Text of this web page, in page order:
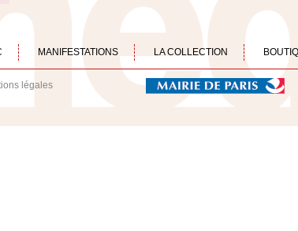
MANIFESTATIONS LA COLLECTION
légales